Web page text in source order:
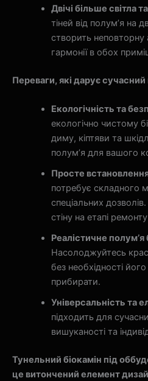
Двічі більше світла
тіней від полум’я на
створить
гармонії в обох
Переваги, які дарує сучасний
Екологічність та
екологічно чистому
диму, кіптяви та
полум’я для вашого
Просте
потребує складного
спеціальних
стіну на етапі
Реалістичне
Насолоджуйтесь
без необхідності
прибирати.
Універсальність та
підходить для
вишуканості та
Тунельний біокамін під
це витончений елемент